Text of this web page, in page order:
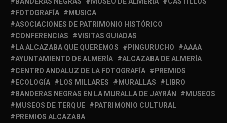
FOTOGRAFÍA
MUSICA
ASOCIACIONES DE PATRIMONIO HISTÓRICO
CONFERENCIAS
VISITAS GUIADAS
LA ALCAZABA QUE QUEREMOS
PINGURUCHO
AAAA
AYUNTAMIENTO DE ALMERÍA
ALCAZABA DE ALMERÍA
CENTRO ANDALUZ DE LA FOTOGRAFÍA
PREMIOS
ECOLOGÍA
LOS MILLARES MURALLAS
LIBRO
BANDERAS NEGRAS EN LA MURALLA DE JAYRÁN
MUSEOS
MUSEOS DE TERQUE
PATRIMONIO CULTURAL
PREMIOS ALCAZABA